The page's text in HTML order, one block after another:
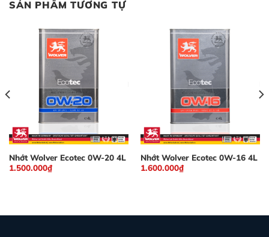
SẢN PHẨM TƯƠNG TỰ
Nhớt Wolver Ecotec 0W-20 4L
1.500.000₫
Nhớt Wolver Ecotec 0W-16 4L
1.600.000₫